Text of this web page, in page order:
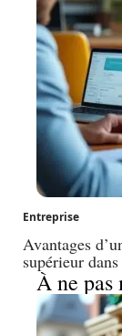
Entreprise
Avantages
supérieur
À ne pas